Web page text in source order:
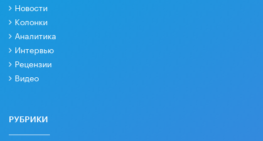
Новости
Колонки
Аналитика
Интервью
Рецензии
Видео
РУБРИКИ